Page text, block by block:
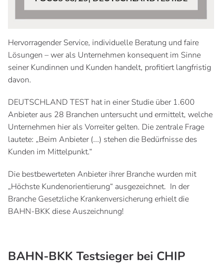
Hervorragender Service, individuelle Beratung und faire
Lösungen – wer als Unternehmen konsequent im Sinne
seiner Kundinnen und Kunden handelt, profitiert langfristig
davon.
DEUTSCHLAND TEST hat in einer Studie über 1.600
Anbieter aus 28 Branchen untersucht und ermittelt, welche
Unternehmen hier als Vorreiter gelten. Die zentrale Frage
lautete: „Beim Anbieter (...) stehen die Bedürfnisse des
Kunden im Mittelpunkt.“
Die bestbewerteten Anbieter ihrer Branche wurden mit
„Höchste Kundenorientierung“ ausgezeichnet. In der
Branche Gesetzliche Krankenversicherung erhielt die
BAHN-BKK diese Auszeichnung!
BAHN-BKK Testsieger bei CHIP